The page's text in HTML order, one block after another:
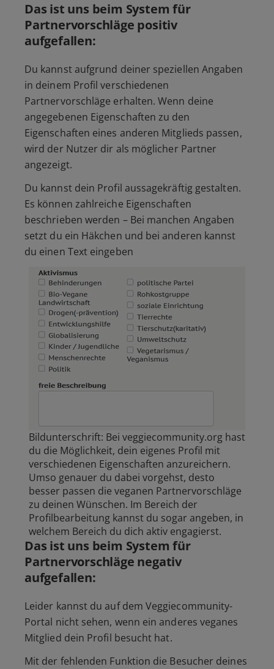
Das ist uns beim System für
Partnervorschläge positiv
aufgefallen:
Du kannst aufgrund deiner speziellen Angaben
in deinem Profil verschiedenen
Partnervorschläge erhalten. Wenn deine
angegebenen Eigenschaften zu den
Eigenschaften eines anderen Mitglieds passen,
wird der Nutzer dir als möglicher Partner
angezeigt.
Du kannst dein Profil aussagekräftig gestalten.
Es können zahlreiche Eigenschaften
beschrieben werden – Bei manchen Angaben
setzt du ein Häkchen und bei anderen kannst
du einen Text eingeben
Bildunterschrift: Bei veggiecommunity.org hast
du die Möglichkeit, dein eigenes Profil mit
verschiedenen Eigenschaften anzureichern.
Umso genauer du dabei vorgehst, desto
besser passen die veganen Partnervorschläge
zu deinen Wünschen. Im Bereich der
Profilbearbeitung kannst du sogar angeben, in
welchem Bereich du dich aktiv engagierst.
Das ist uns beim System für
Partnervorschläge negativ
aufgefallen:
Leider kannst du auf dem Veggiecommunity-
Portal nicht sehen, wenn ein anderes veganes
Mitglied dein Profil besucht hat.
Mit der fehlenden Funktion die Besucher deines